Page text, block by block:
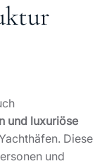
und luxuriöse
Diese
und